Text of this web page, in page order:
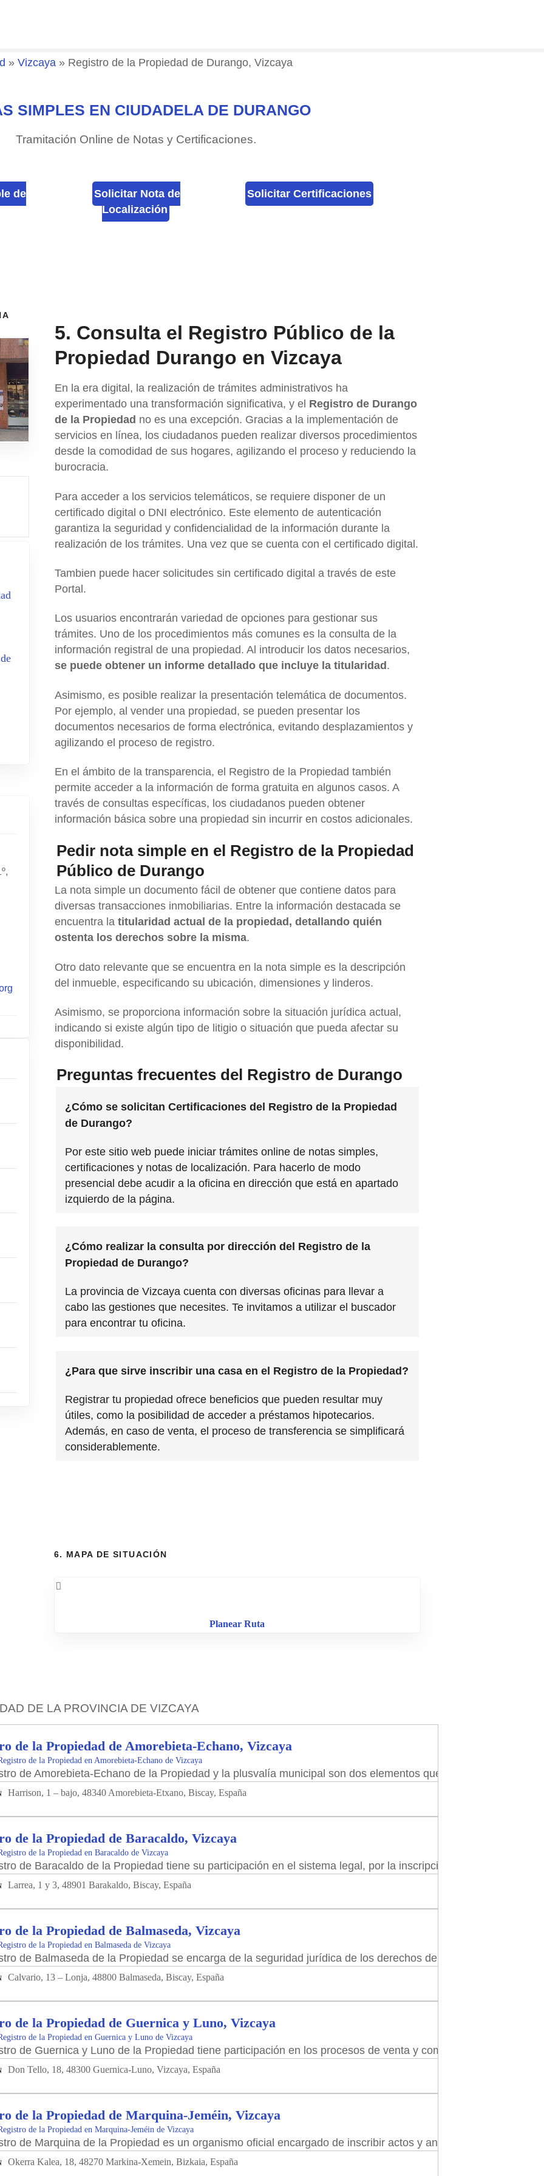
» Vizcaya » Registro de la Propiedad de Durango, Vizcaya
SIMPLES EN CIUDADELA DE DURANGO
Tramitación Online de Notas y Certificaciones.
de
Solicitar Nota de
Localización
Solicitar Certificaciones
5. Consulta el Registro Público de la
Propiedad Durango en Vizcaya
En la era digital, la realización de trámites administrativos ha
experimentado una transformación significativa, y el Registro de Durango
de la Propiedad no es una excepción. Gracias a la implementación de
servicios en línea, los ciudadanos pueden realizar diversos procedimientos
desde la comodidad de sus hogares, agilizando el proceso y reduciendo la
burocracia.
Para acceder a los servicios telemáticos, se requiere disponer de un
certificado digital o DNI electrónico. Este elemento de autenticación
garantiza la seguridad y confidencialidad de la información durante la
realización de los trámites. Una vez que se cuenta con el certificado digital.
Tambien puede hacer solicitudes sin certificado digital a través de este
Portal.
Los usuarios encontrarán variedad de opciones para gestionar sus
trámites. Uno de los procedimientos más comunes es la consulta de la
información registral de una propiedad. Al introducir los datos necesarios,
se puede obtener un informe detallado que incluye la titularidad .
Asimismo, es posible realizar la presentación telemática de documentos.
Por ejemplo, al vender una propiedad, se pueden presentar los
documentos necesarios de forma electrónica, evitando desplazamientos y
agilizando el proceso de registro.
En el ámbito de la transparencia, el Registro de la Propiedad también
permite acceder a la información de forma gratuita en algunos casos. A
través de consultas específicas, los ciudadanos pueden obtener
información básica sobre una propiedad sin incurrir en costos adicionales.
Pedir nota simple en el Registro de la Propiedad
Público de Durango
La nota simple un documento fácil de obtener que contiene datos para
diversas transacciones inmobiliarias. Entre la información destacada se
encuentra latitularidad actual de la propiedad, detallando quién
ostenta los derechos sobre la misma.
Otro dato relevante que se encuentra en la nota simple es la descripción
del inmueble, especificando su ubicación, dimensiones y linderos.
Asimismo, se proporciona información sobre la situación jurídica actual,
indicando si existe algún tipo de litigio o situación que pueda afectar su
disponibilidad.
Preguntas frecuentes del Registro de Durango
¿Cómo se solicitan Certificaciones del Registro de la Propiedad
de Durango?
Por este sitio web puede iniciar trámites online de notas simples,
certificaciones y notas de localización. Para hacerlo de modo
presencial debe acudir a la oficina en dirección que está en apartado
izquierdo de la página.
¿Cómo realizar la consulta por dirección del Registro de la
Propiedad de Durango?
La provincia de Vizcaya cuenta con diversas oficinas para llevar a
cabo las gestiones que necesites. Te invitamos a utilizar el buscador
para encontrar tu oficina.
¿Para que sirve inscribir una casa en el Registro de la Propiedad?
Registrar tu propiedad ofrece beneficios que pueden resultar muy
útiles, como la posibilidad de acceder a préstamos hipotecarios.
Además, en caso de venta, el proceso de transferencia se simplificará
considerablemente.
6. MAPA DE SITUACIÓN
Planear Ruta
DE LA PROVINCIA DE VIZCAYA
de la Propiedad de Amorebieta-Echano, Vizcaya
de la Propiedad en Amorebieta-Echano de Vizcaya
de Amorebieta-Echano de la Propiedad y la plusvalía municipal son dos elementos que impactan en los
Harrison, 1 – bajo, 48340 Amorebieta-Etxano, Biscay, España
de la Propiedad de Baracaldo, Vizcaya
de la Propiedad en Baracaldo de Vizcaya
de Baracaldo de la Propiedad tiene su participación en el sistema legal, por la inscripción de derechos
Larrea, 1 y 3, 48901 Barakaldo, Biscay, España
de la Propiedad de Balmaseda, Vizcaya
de la Propiedad en Balmaseda de Vizcaya
de Balmaseda de la Propiedad se encarga de la seguridad jurídica de los derechos de propiedad, para
Calvario, 13 – Lonja, 48800 Balmaseda, Biscay, España
de la Propiedad de Guernica y Luno, Vizcaya
de la Propiedad en Guernica y Luno de Vizcaya
de Guernica y Luno de la Propiedad tiene participación en los procesos de venta y compra de viviendas,
Don Tello, 18, 48300 Guernica-Luno, Vizcaya, España
de la Propiedad de Marquina-Jeméin, Vizcaya
de la Propiedad en Marquina-Jeméin de Vizcaya
de Marquina de la Propiedad es un organismo oficial encargado de inscribir actos y anotaciones sobre la
Okerra Kalea, 18, 48270 Markina-Xemein, Bizkaia, España